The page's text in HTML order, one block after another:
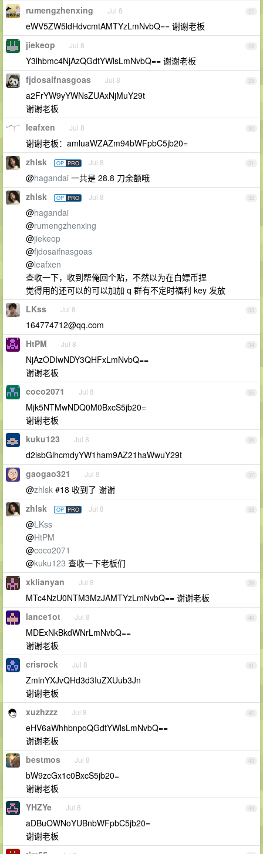
27
rumengzhenxing Jul 8
eWV5ZW5ldHdvcmtAMTYzLmNvbQ== 谢谢老板
28
jiekeop Jul 8
Y3lhbmc4NjAzQGdtYWlsLmNvbQ== 谢谢老板
29
fjdosaifnasgoas Jul 8
a2FrYW9yYWNsZUAxNjMuY29t
谢谢老板
30
leafxen Jul 8
谢谢老板：amluaWZAZm94bWFpbC5jb20=
31
zhlsk OP PRO Jul 8
@hagandai 一共是 28.8 刀余额哦
32
zhlsk OP PRO Jul 8
@hagandai
@rumengzhenxing
@jiekeop
@fjdosaifnasgoas
@leafxen
查收一下，收到帮俺回个贴，不然以为在白嫖币捏
觉得用的还可以的可以加加 q 群有不定时福利 key 发放
33
LKss Jul 8
164774712@qq.com
34
HtPM Jul 8
NjAzODIwNDY3QHFxLmNvbQ==
谢谢老板
35
coco2071 Jul 8
Mjk5NTMwNDQ0M0BxcS5jb20=
谢谢老板
36
kuku123 Jul 8
d2lsbGlhcmdyYW1ham9AZ21haWwuY29t
37
gaogao321 Jul 8
@zhlsk #18 收到了 谢谢
38
zhlsk OP PRO Jul 8
@LKss
@HtPM
@coco2071
@kuku123 查收一下老板们
39
xklianyan Jul 8
MTc4NzU0NTM3MzJAMTYzLmNvbQ== 谢谢老板
40
lance1ot Jul 8
MDExNkBkdWNrLmNvbQ==
谢谢老板
41
crisrock Jul 8
ZmlnYXJvQHd3d3IuZXUub3Jn
谢谢老板
42
xuzhzzz Jul 8
eHV6aWhhbnpoQGdtYWlsLmNvbQ==
谢谢老板
43
bestmos Jul 8
bW9zcGx1c0BxcS5jb20=
谢谢老板
44
YHZYe Jul 8
aDBuOWNoYUBnbWFpbC5jb20=
谢谢老板